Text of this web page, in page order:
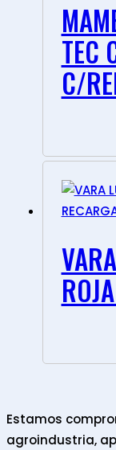
TEC
C/
Estamos
agroindustria,